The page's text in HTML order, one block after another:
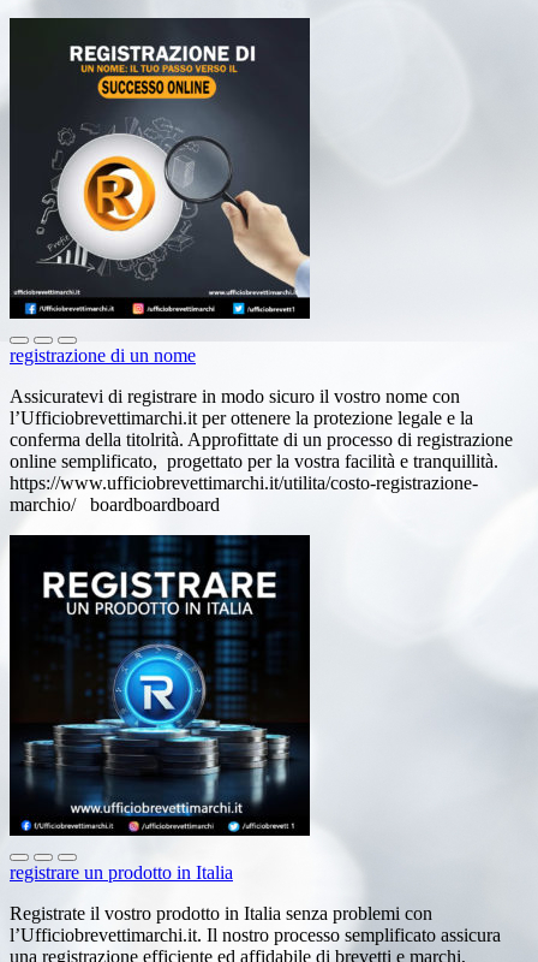
registrazione di un nome
Assicuratevi di registrare in modo sicuro il vostro nome con
l’Ufficiobrevettimarchi.it per ottenere la protezione legale e la
conferma della titolrità. Approfittate di un processo di registrazione
online semplificato, progettato per la vostra facilità e tranquillità.
https://www.ufficiobrevettimarchi.it/utilita/costo-registrazione-
marchio/ boardboardboard
registrare un prodotto in Italia
Registrate il vostro prodotto in Italia senza problemi con
l’Ufficiobrevettimarchi.it. Il nostro processo semplificato assicura
una registrazione efficiente ed affidabile di brevetti e marchi,